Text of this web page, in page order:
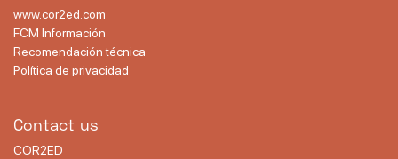
www.cor2ed.com
FCM Información
Recomendación técnica
Política de privacidad
Contact us
COR2ED